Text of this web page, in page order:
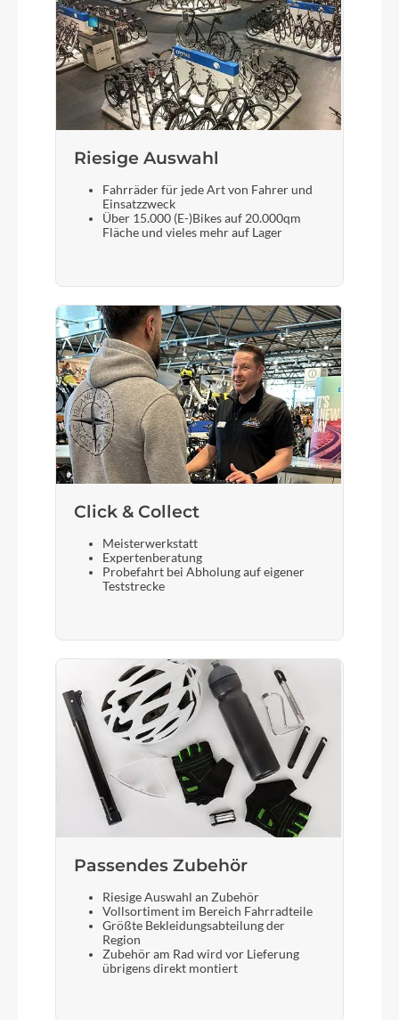
Schalthebel
Shimano Acera
Bremshebel
Shimano ST-EF500
Sattel
Selle Royal 8020 Sattel
Gabel
Suntour Federgabel CR7V
Sattelstütze
Aluminium Patent Sattelstütze gefedert
Riesige Auswahl
Fahrräder für jede Art von Fahrer und
Einsatzzweck
Über 15.000 (E-)Bikes auf 20.000qm
Fläche und vieles mehr auf Lager
Click & Collect
Meisterwerkstatt
Expertenberatung
Probefahrt bei Abholung auf eigener
Teststrecke
Passendes Zubehör
Riesige Auswahl an Zubehör
Vollsortiment im Bereich Fahrradteile
Größte Bekleidungsabteilung der
Region
Zubehör am Rad wird vor Lieferung
übrigens direkt montiert